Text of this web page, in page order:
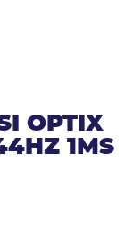
OPTIX
1MS